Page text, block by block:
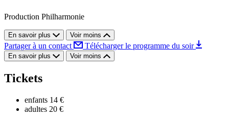
Production Philharmonie
En savoir plus Voir moins
Partager à un contact Télécharger le programme du soir
En savoir plus Voir moins
Tickets
enfants 14 €
adultes 20 €